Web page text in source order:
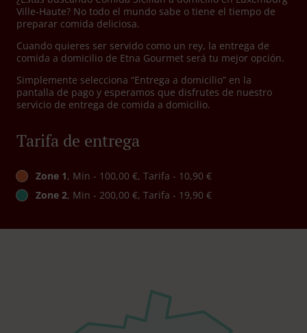
Ville-Haute? No todo el mundo sabe o tiene el tiempo de
preparar comida deliciosa.
Cuando quieres ser servido como un rey, la entrega de
comida a domicilio de Etna Gourmet será tu mejor opción.
Simplemente selecciona “Entrega a domicilio” en la
pantalla de pago y esperamos que disfrutes de nuestro
servicio de entrega de comida a domicilio.
Tarifa de entrega
Zone 1, Min - 100,00 €, Tarifa - 10,90 €
Zone 2, Min - 200,00 €, Tarifa - 19,90 €